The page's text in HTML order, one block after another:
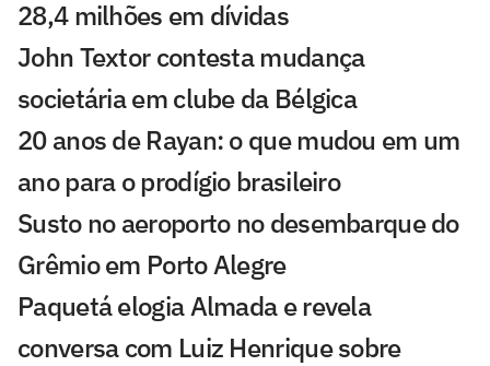
28,4 milhões em dívidas
John Textor contesta mudança
societária em clube da Bélgica
20 anos de Rayan: o que mudou em um
ano para o prodígio brasileiro
Susto no aeroporto no desembarque do
Grêmio em Porto Alegre
Paquetá elogia Almada e revela
conversa com Luiz Henrique sobre